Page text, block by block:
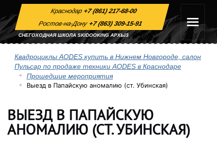
Краснодар+7 (861) 217-68-00
Ростов-на-Дону+7 (863) 309-15-91
СНЕГОХОДНАЯ ШКОЛА SKIDOOKING АРХЫЗ
Квадроциклы AODES купить в Нижнем Новгороде, салон
Пульсар по продаже техники AODES в Краснодаре
Прошедшие мероприятия
Выезд в Папайскую аномалию (ст. Убинская)
ВЫЕЗД В ПАПАЙСКУЮ
АНОМАЛИЮ (СТ. УБИНСКАЯ)